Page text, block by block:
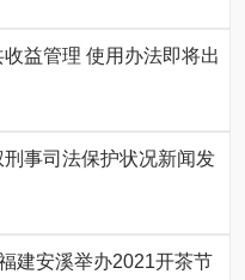
益管理 使用办法即将出
事司法保护状况新闻发
建安溪举办2021开茶节